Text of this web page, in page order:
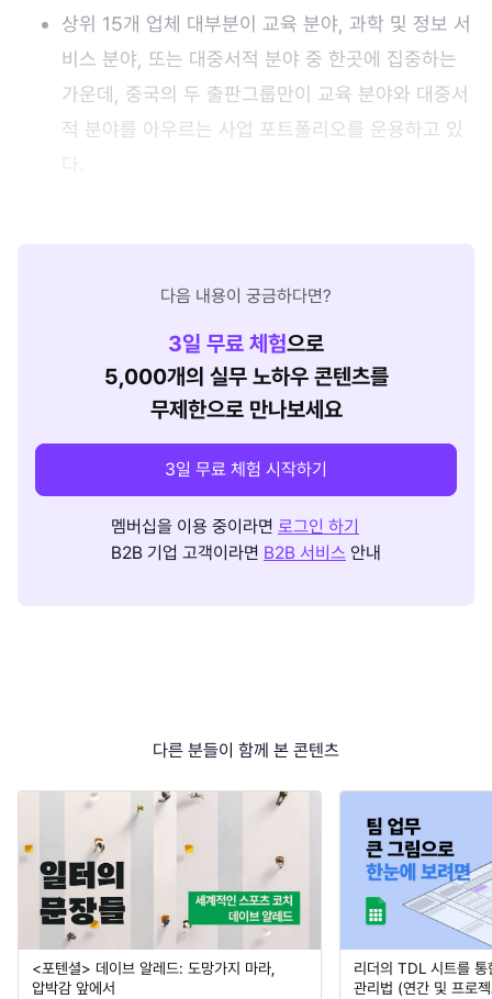
상위 15개 업체 대부분이 교육 분야, 과학 및 정보 서
비스 분야, 또는 대중서적 분야 중 한곳에 집중하는
가운데, 중국의 두 출판그룹만이 교육 분야와 대중서
적 분야를 아우르는 사업 포트폴리오를 운용하고 있
다음 내용이 궁금하다면?
3일 무료 체험으로
5,000개의 실무 노하우 콘텐츠를
무제한으로 만나보세요
3일 무료 체험 시작하기
멤버십을 이용 중이라면 로그인 하기
B2B 기업 고객이라면 B2B 서비스 안내
다른 분들이 함께 본 콘텐츠
<포텐셜> 데이브 알레드: 도망가지 마라,
압박감 앞에서
리더의 TDL 시트를
관리법 (연간 및 프로